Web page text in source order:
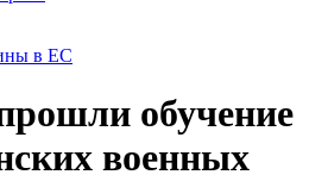
в ЕС
обучение
военных